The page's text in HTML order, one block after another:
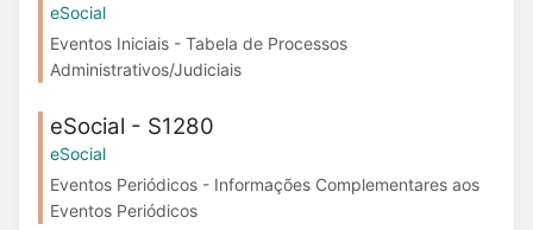
eSocial
Eventos Iniciais - Tabela de Processos
Administrativos/Judiciais
eSocial - S1280
eSocial
Eventos Periódicos - Informações Complementares aos
Eventos Periódicos